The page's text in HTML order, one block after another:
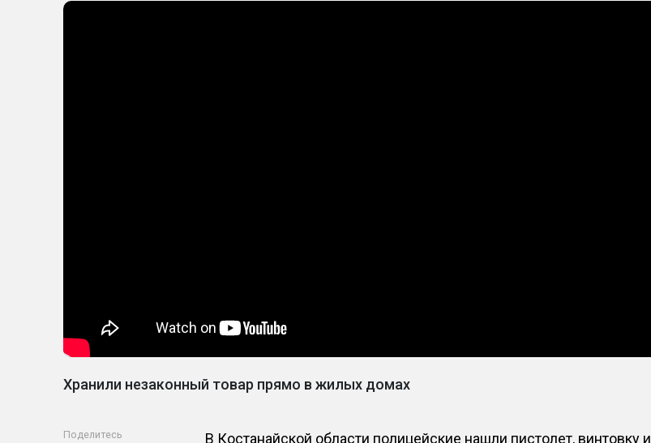
Хранили незаконный товар прямо в жилых домах
Поделитесь
В Костанайской области полицейские нашли пистолет, винтовку и